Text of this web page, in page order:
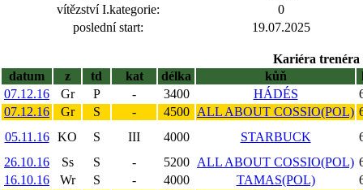
vítězství I.kategorie:
0
poslední start:
19.07.2025
Kariéra trenéra
datum
z td kat délka kůň
07.12.16
Gr P - 3400 HÁDÉS
07.12.16
Gr S - 4500 ALL ABOUT COSSIO(POL)
05.11.16
KO S III 4000 STARBUCK
26.10.16
Ss S - 5200 ALL ABOUT COSSIO(POL)
16.10.16
Wr S - 4000 TAMAS(POL)